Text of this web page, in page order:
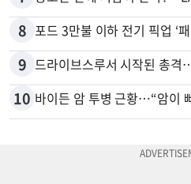
8 포드 3만불 이하 전기 픽업 ‘
9 드라이브스루서 시작된 총격
10